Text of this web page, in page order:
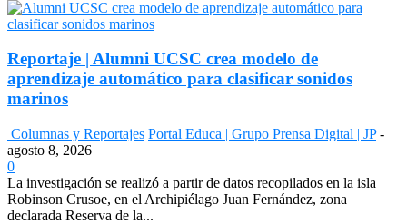
Reportaje | Alumni UCSC crea modelo de
aprendizaje automático para clasificar sonidos
marinos
Columnas y Reportajes Portal Educa | Grupo Prensa Digital | JP -
agosto 8, 2026
0
La investigación se realizó a partir de datos recopilados en la isla
Robinson Crusoe, en el Archipiélago Juan Fernández, zona
declarada Reserva de la...